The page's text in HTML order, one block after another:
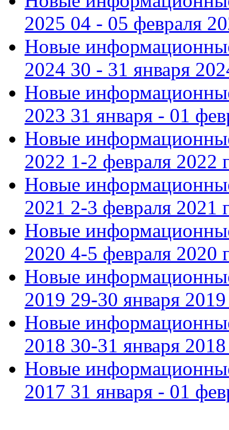
2025 04 - 05 февраля
Новые
2024 30 - 31 января
Новые
2023 31 января - 01
Новые
2022 1-2 февраля 2022
Новые
2021 2-3 февраля 2021
Новые
2020 4-5 февраля 2020
Новые
2019 29-30 января 2019
Новые
2018 30-31 января 2018
Новые
2017 31 января - 01